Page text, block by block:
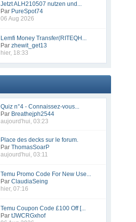
Jetzt ALH210507 nutzen und...
Par PureSpot74
06 Aug 2026
Lemfi Money Transfer(RITEQH...
Parzhewit_get13
hier, 18:33
Quiz n°4 - Connaissez-vous...
Par Breathejph2544
aujourd'hui, 03:23
Place des decks sur le forum.
ParThomasSoarP
aujourd'hui, 03:11
Temu Promo Code For New Use...
ParClaudiaSeing
hier, 07:16
Temu Coupon Code £100 Off [...
PartJWCRGxhof